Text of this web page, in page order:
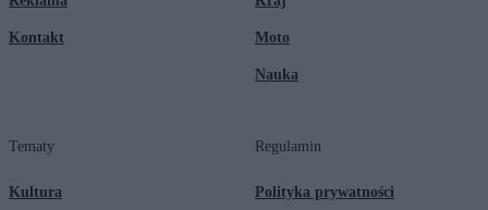
Kontakt Moto
Nauka
Tematy
Kultura
Regulamin
Polityka prywatności